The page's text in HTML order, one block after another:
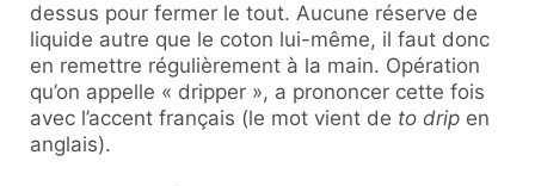
dessus pour fermer le tout. Aucune réserve de
liquide autre que le coton lui-même, il faut donc
en remettre régulièrement à la main. Opération
qu’on appelle « dripper », a prononcer cette fois
avec l’accent français (le mot vient de to drip en
anglais).